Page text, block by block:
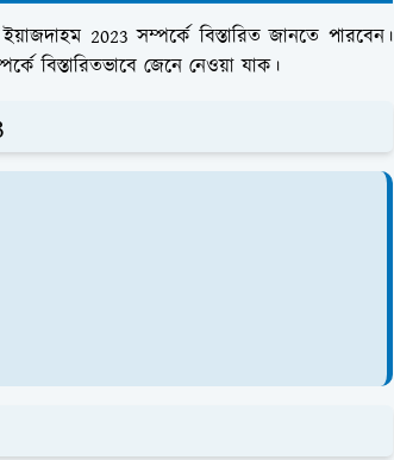
2023 সম্পর্কে বিস্তারিত জানতে পারবেন।
বিস্তারিতভাবে জেনে নেওয়া যাক।